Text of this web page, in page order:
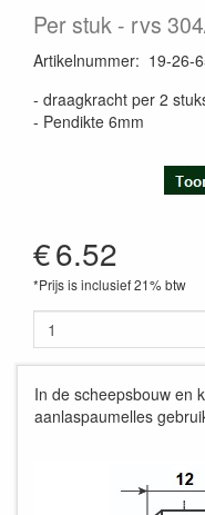
Per stuk rvs
Artikelnummer: 19-26-
- draagkracht per 2
- Pendikte 6mm
€6.52
*Prijs is inclusief 21% btw
In de scheepsbouw en
aanlaspaumelles